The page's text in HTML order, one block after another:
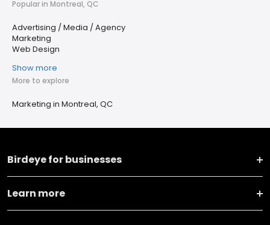
Popular in Montreal, QC
Advertising / Media / Agency
Marketing
Web Design
Show more
More to explore
Marketing in Montreal, QC
Birdeye for businesses
Learn more